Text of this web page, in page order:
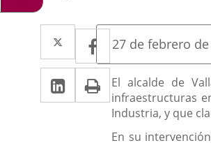
Twitter
Enlace
a
una
aplicación
externa.
Facebook
Enlace
a
una
aplicación
externa.
Linkedin
Enlace
a
Print
Fecha
la
noticia
27 de febrero
Descripción
El alcalde de
infraestructuras
Industria, y que
En su